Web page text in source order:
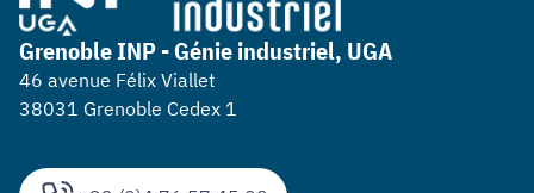
Grenoble INP - Génie industriel, UGA
46 avenue Félix Viallet
38031 Grenoble Cedex 1